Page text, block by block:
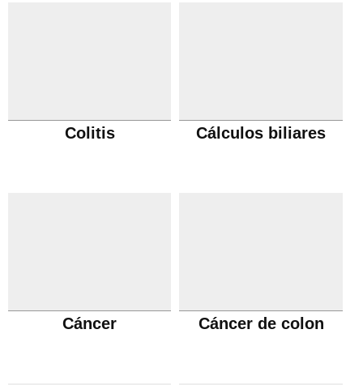
Colitis Cálculos biliares
Cáncer Cáncer de colon